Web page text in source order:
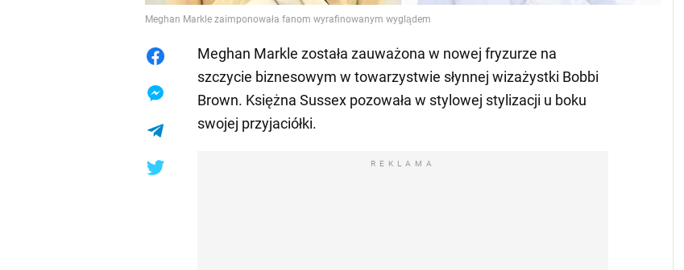
Meghan Markle zaimponowała fanom wyrafinowanym wyglądem
Meghan Markle została zauważona w nowej fryzurze na
szczycie biznesowym w towarzystwie słynnej wizażystki Bobbi
Brown. Księżna Sussex pozowała w stylowej stylizacji u boku
swojej przyjaciółki.
REKLAMA